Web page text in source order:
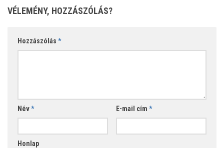
VÉLEMÉNY, HOZZÁSZÓLÁS?
Hozzászólás *
Név* E-mail cím *
Honlap